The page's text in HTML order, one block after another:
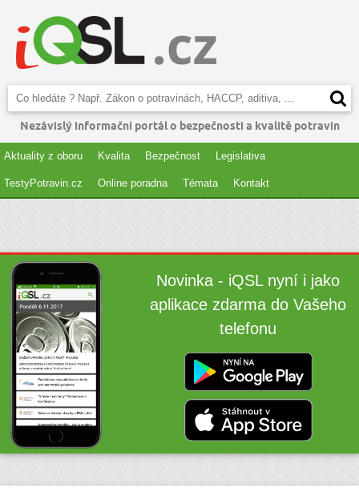
Nezávislý informační portál o bezpečnosti a kvalitě potravin
Aktuality z oboru Kvalita Bezpečnost Legislativa
TestyPotravin.cz Online poradna Témata Kontakt
Novinka - iQSL nyní i jako
aplikace zdarma do Vašeho
telefonu